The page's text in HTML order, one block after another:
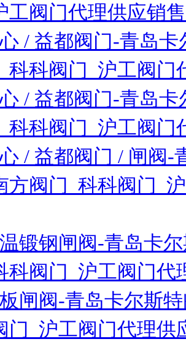
工阀门代理供应销
/ 益都阀门-青岛
科科阀门_沪工阀
/ 益都阀门-青岛
科科阀门_沪工阀
/ 益都阀门 / 闸阀-
方阀门_科科阀门_
锻钢闸阀-青岛卡
科阀门_沪工阀门
闸阀-青岛卡尔斯
门_沪工阀门代理